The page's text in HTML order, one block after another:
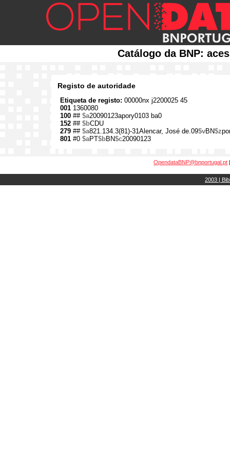
Catálogo da BNP:
Registo de autoridade
Etiqueta de registo: 00000nx j2200025 45
001 1360080
100 ## $a20090123apory0103 ba0
152 ## $bCDU
279 ## $a821.134.3(81)-31Alencar, José de.09$vBN$z
801 #0 $aPT$bBN$c20090123
OpendataBNP@bnportugal.pt
2003 |